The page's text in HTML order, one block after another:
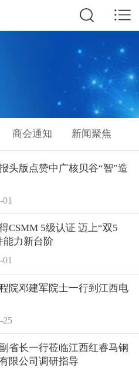
商会通知 新闻聚焦
头版点赞中广核贝谷“智”造
CSMM 5级认证 迈上“双5
能力新台阶
院邓建军院士一行到江西电
25
省长一行莅临江西红睿马钢
限公司调研指导